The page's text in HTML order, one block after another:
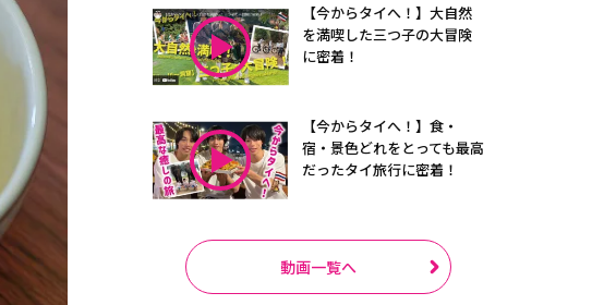
【今からタイへ！】大自然
を満喫した三つ子の大冒険
に密着！
【今からタイへ！】食・
宿・景色どれをとっても最高
だったタイ旅行に密着！
動画一覧へ